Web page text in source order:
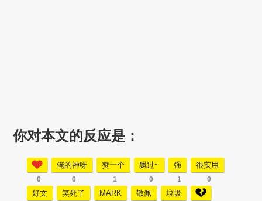
你对本文的反应是：
0
俺的神呀
0
赞一个
1
飘过~
0
强
1
很实用
0
好文 笑死了 MARK 敬佩 垃圾